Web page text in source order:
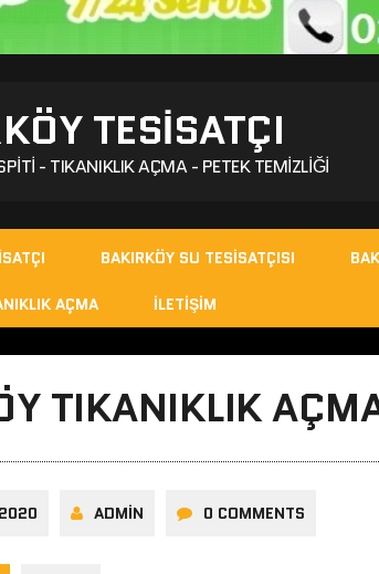
TESISATÇI
- TIKANIKLIK AÇMA - PETEK TEMIZLIĞI
BAKIRKÖY SU TESISATÇISI
AÇMA İLETIŞIM
TIKANIKLIK
ADMIN 0 COMMENTS